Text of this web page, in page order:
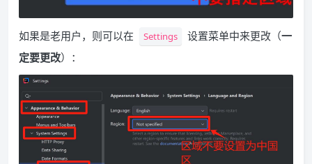
如果是老用户，则可以在 Settings 设置菜单中来更改（一
定要更改）：